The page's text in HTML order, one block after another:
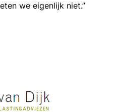
we eigenlijk niet.”